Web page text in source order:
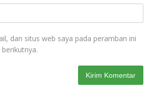
dan situs web saya pada peramban ini